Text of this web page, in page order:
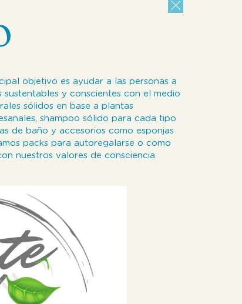
objetivo es ayudar a las personas a
y conscientes con el medio
sólidos en base a plantas
shampoo sólido para cada tipo
de baño y accesorios como esponjas
packs para autoregalarse o como
nuestros valores de consciencia